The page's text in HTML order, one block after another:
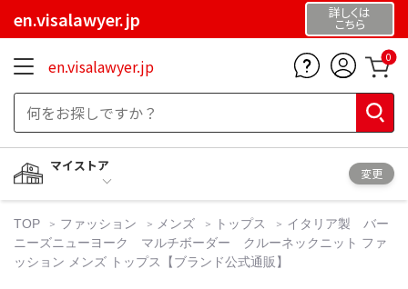
en.visalawyer.jp 詳しくは
こちら
en.visalawyer.jp 0
マイストア
変更
TOP ファッション メンズ トップス
イタリア製 バー
ニーズニューヨーク マルチボーダー クルーネックニット ファ
ッション メンズ トップス【ブランド公式通販】